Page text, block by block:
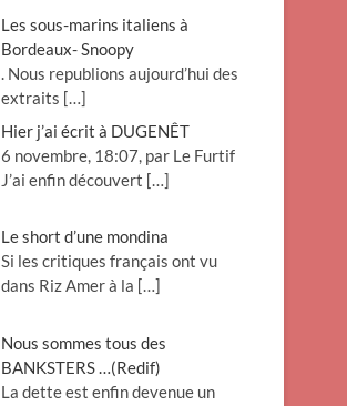
Les sous-marins italiens à
Bordeaux- Snoopy
. Nous republions aujourd’hui des
extraits […]
Hier j’ai écrit à DUGENÊT
6 novembre, 18:07, par Le Furtif
J’ai enfin découvert […]
Le short d’une mondina
Si les critiques français ont vu
dans Riz Amer à la […]
Nous sommes tous des
BANKSTERS …(Redif)
La dette est enfin devenue un